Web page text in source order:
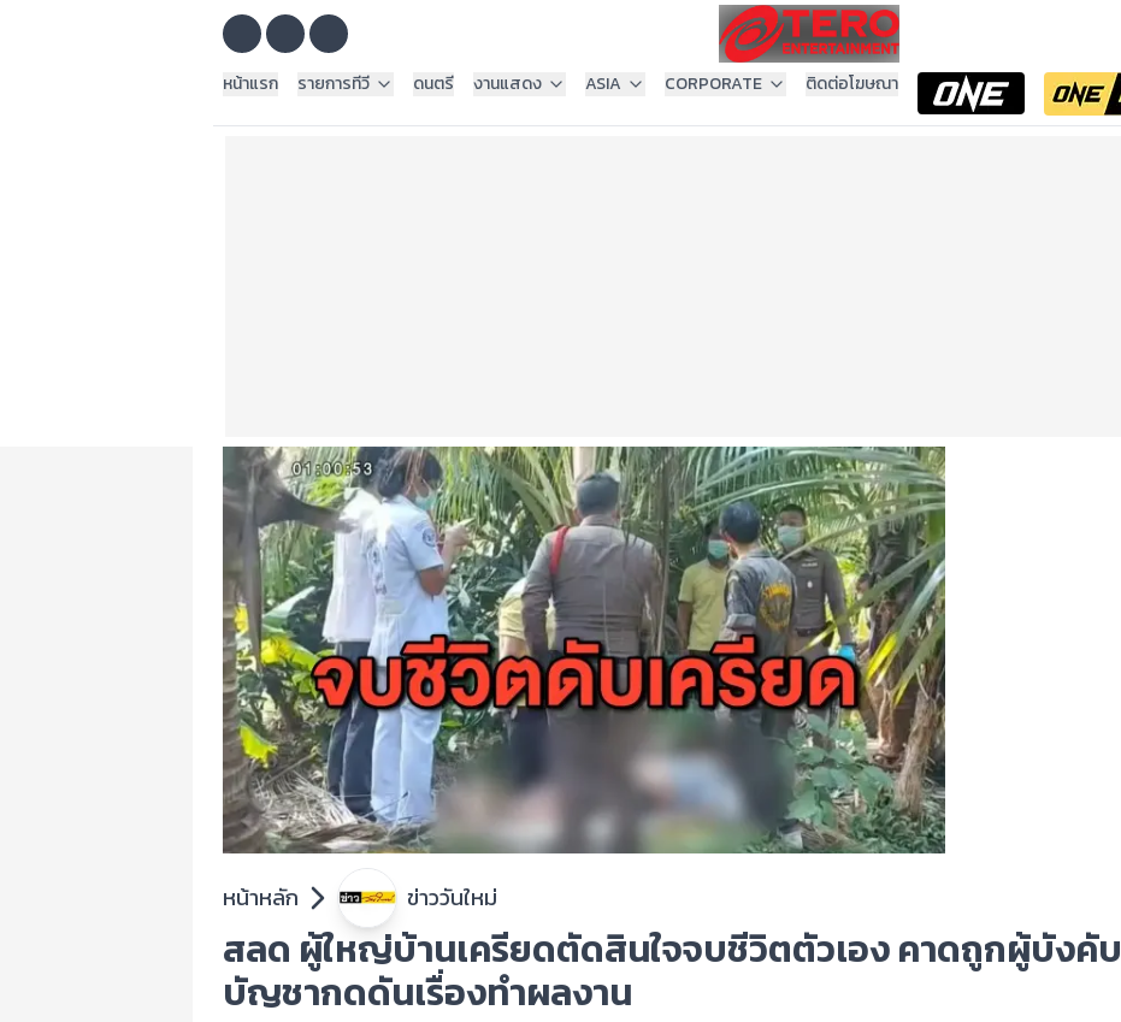
หน้าแรก
รายการทีวี ดนตรี งานแสดง ASIA CORPORATE ติดต่อโฆษณา
หน้าหลัก ข่าววันใหม่
สลด ผู้ใหญ่บ้านเครียดตัดสินใจจบชีวิตตัวเอง คาดถูกผู้บังคับ
บัญชากดดันเรื่องทำผลงาน